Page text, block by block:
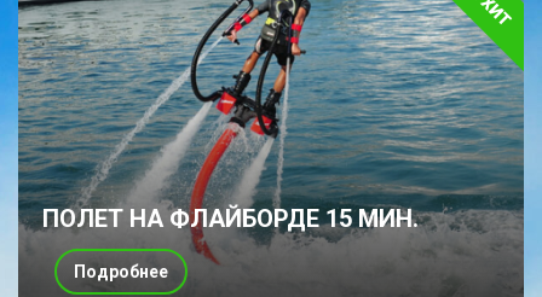
ПОЛЕТ НА ФЛАЙБОРДЕ 15 МИН.
Подробнее